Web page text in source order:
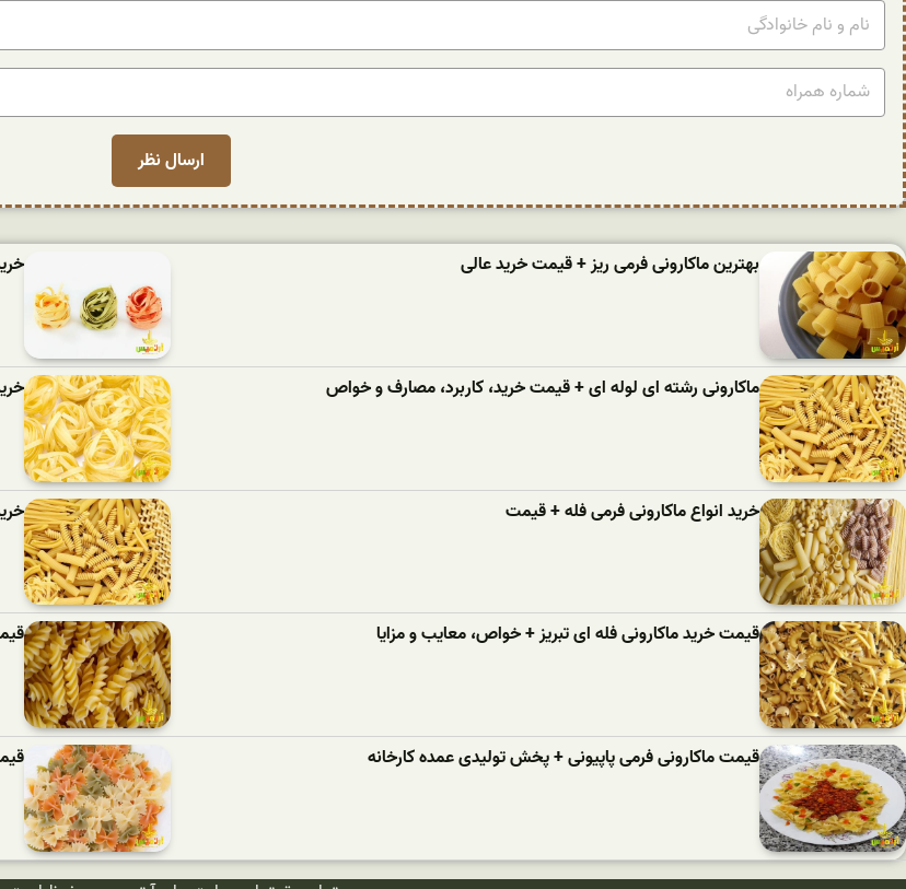
بهترین ماکارونی فرمی ریز + قیمت خرید عالی
ماکارونی رشته ای لوله ای + قیمت خرید، کاربرد، مصارف و خواص
خرید انواع ماکارونی فرمی فله + قیمت
قیمت خرید ماکارونی فله ای تبریز + خواص، معایب و مزایا
قیمت ماکارونی فرمی پاپیونی + پخش تولیدی عمده کارخانه